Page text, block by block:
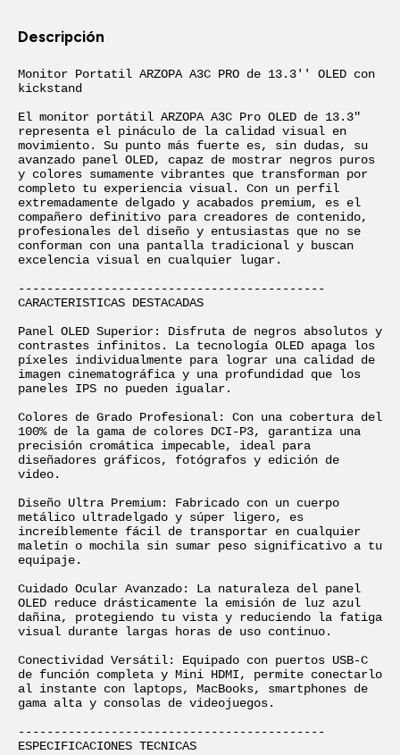
Descripción
Monitor Portatil ARZOPA A3C PRO de 13.3'' OLED con
kickstand
El monitor portátil ARZOPA A3C Pro OLED de 13.3"
representa el pináculo de la calidad visual en
movimiento. Su punto más fuerte es, sin dudas, su
avanzado panel OLED, capaz de mostrar negros puros
y colores sumamente vibrantes que transforman por
completo tu experiencia visual. Con un perfil
extremadamente delgado y acabados premium, es el
compañero definitivo para creadores de contenido,
profesionales del diseño y entusiastas que no se
conforman con una pantalla tradicional y buscan
excelencia visual en cualquier lugar.
-------------------------------------------
CARACTERISTICAS DESTACADAS
Panel OLED Superior: Disfruta de negros absolutos y
contrastes infinitos. La tecnología OLED apaga los
píxeles individualmente para lograr una calidad de
imagen cinematográfica y una profundidad que los
paneles IPS no pueden igualar.
Colores de Grado Profesional: Con una cobertura del
100% de la gama de colores DCI-P3, garantiza una
precisión cromática impecable, ideal para
diseñadores gráficos, fotógrafos y edición de
video.
Diseño Ultra Premium: Fabricado con un cuerpo
metálico ultradelgado y súper ligero, es
increíblemente fácil de transportar en cualquier
maletín o mochila sin sumar peso significativo a tu
equipaje.
Cuidado Ocular Avanzado: La naturaleza del panel
OLED reduce drásticamente la emisión de luz azul
dañina, protegiendo tu vista y reduciendo la fatiga
visual durante largas horas de uso continuo.
Conectividad Versátil: Equipado con puertos USB-C
de función completa y Mini HDMI, permite conectarlo
al instante con laptops, MacBooks, smartphones de
gama alta y consolas de videojuegos.
-------------------------------------------
ESPECIFICACIONES TECNICAS